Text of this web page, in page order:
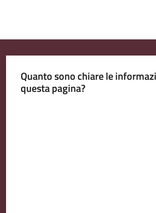
Quanto sono chiare le
questa pagina?